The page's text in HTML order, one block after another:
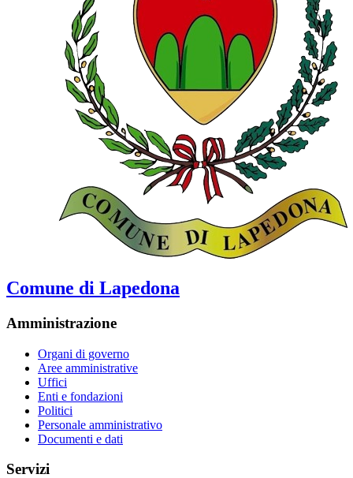
Comune di Lapedona
Amministrazione
Organi di governo
Aree amministrative
Uffici
Enti e fondazioni
Politici
Personale amministrativo
Documenti e dati
Servizi